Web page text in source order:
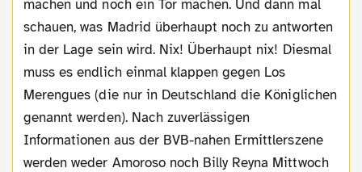
machen und noch ein Tor machen. Und dann mal
schauen, was Madrid überhaupt noch zu antworten
in der Lage sein wird. Nix! Überhaupt nix! Diesmal
muss es endlich einmal klappen gegen Los
Merengues (die nur in Deutschland die Königlichen
genannt werden). Nach zuverlässigen
Informationen aus der BVB-nahen Ermittlerszene
werden weder Amoroso noch Billy Reyna Mittwoch